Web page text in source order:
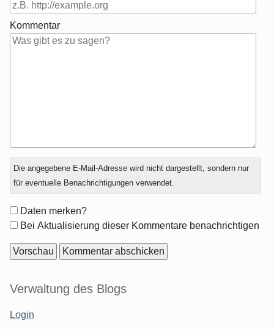
Kommentar
Antwort
zu
Die angegebene E-Mail-Adresse wird nicht dargestellt, sondern nur
für eventuelle Benachrichtigungen verwendet.
Formular-
Optionen
Daten merken?
Bei Aktualisierung dieser Kommentare benachrichtigen
Seitenleiste
Verwaltung des Blogs
Login